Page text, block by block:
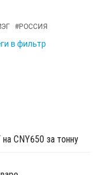
#РОССИЯ
в фильтр
CNY650 за тонну